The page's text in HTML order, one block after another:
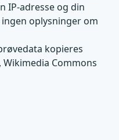
IP-adresse og din
oplysninger om
kopieres
Commons